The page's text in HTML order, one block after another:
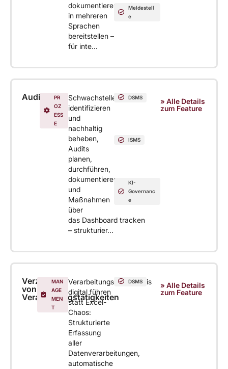
dokumentieren und
in mehreren
Sprachen
bereitstellen –
für inte...
Meldestell
e
Audit
PR
OZ
ESS
E
Schwachstellen
identifizieren
und
nachhaltig
beheben,
Audits
planen,
durchführen,
dokumentieren
und
Maßnahmen
über
das Dashboard tracken
– strukturier...
DSMS
ISMS
KI-
Governanc
e
» Alle Details
zum Feature
Verzeichnis
von
Verarbeitungstätigkeiten
MAN
AGE
MEN
T
Verarbeitungsverzeichnis
digital führen
statt Excel-
Chaos:
Strukturierte
Erfassung
aller
Datenverarbeitungen,
automatische
DSMS
» Alle Details
zum Feature